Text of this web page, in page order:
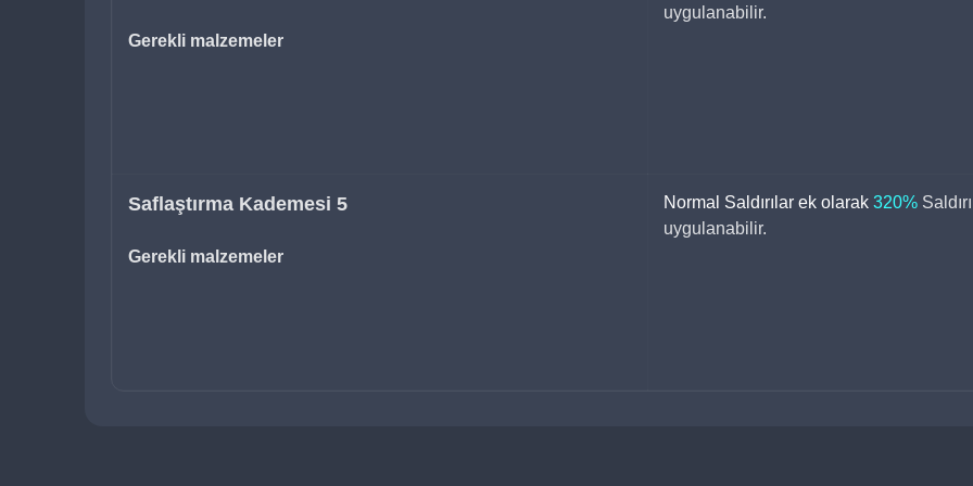
Gerekli malzemeler
uygulanabilir.
Saflaştırma Kademesi 5
Gerekli malzemeler
Normal Saldırılar ek olarak 320%
uygulanabilir.